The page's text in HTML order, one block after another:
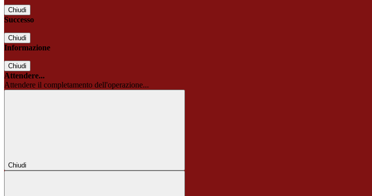
Chiudi
Successo
Chiudi
Informazione
Chiudi
Attendere...
Attendere il completamento dell'operazione...
Chiudi